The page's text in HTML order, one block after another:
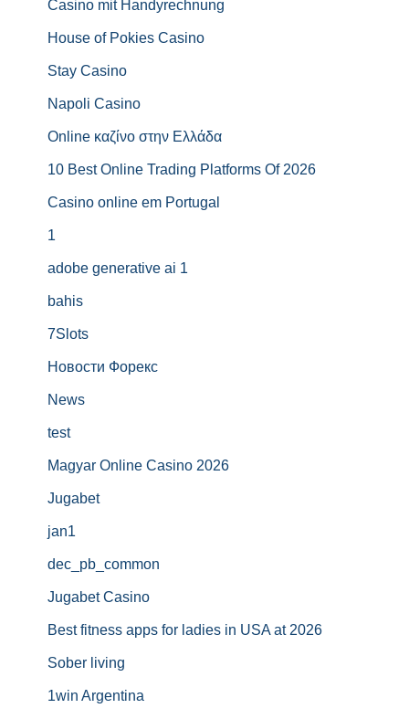
Casino mit Handyrechnung
House of Pokies Casino
Stay Casino
Napoli Casino
Online καζίνο στην Ελλάδα
10 Best Online Trading Platforms Of 2026
Casino online em Portugal
1
adobe generative ai 1
bahis
7Slots
Новости Форекс
News
test
Magyar Online Casino 2026
Jugabet
jan1
dec_pb_common
Jugabet Casino
Best fitness apps for ladies in USA at 2026
Sober living
1win Argentina